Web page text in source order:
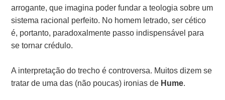
arrogante, que imagina poder fundar a teologia sobre um
sistema racional perfeito. No homem letrado, ser cético
é, portanto, paradoxalmente passo indispensável para
se tornar crédulo.
A interpretação do trecho é controversa. Muitos dizem se
tratar de uma das (não poucas) ironias de Hume.